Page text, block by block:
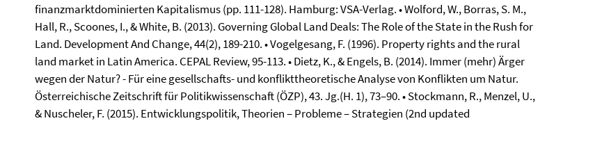
finanzmarktdominierten Kapitalismus (pp. 111-128). Hamburg: VSA-Verlag. • Wolford, W., Borras, S. M.,
Hall, R., Scoones, I., & White, B. (2013). Governing Global Land Deals: The Role of the State in the Rush for
Land. Development And Change, 44(2), 189-210. • Vogelgesang, F. (1996). Property rights and the rural
land market in Latin America. CEPAL Review, 95-113. • Dietz, K., & Engels, B. (2014). Immer (mehr) Ärger
wegen der Natur? - Für eine gesellschafts- und konflikttheoretische Analyse von Konflikten um Natur.
Österreichische Zeitschrift für Politikwissenschaft (ÖZP), 43. Jg.(H. 1), 73–90. • Stockmann, R., Menzel, U.,
& Nuscheler, F. (2015). Entwicklungspolitik, Theorien – Probleme – Strategien (2nd updated